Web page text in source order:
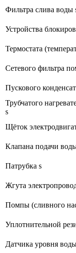
Фильтра слива воды
Устройства
Термостата
Сетевого фильтра
Пускового
Трубчатого
s
Щёток
Клапана подачи
Патрубка s
Жгута
Помпы (сливного
Уплотнительной
Датчика уровня